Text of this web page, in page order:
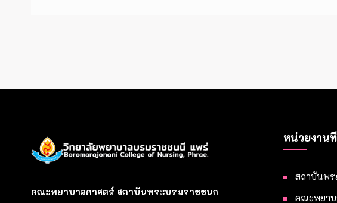
คณะพยาบาลศาสตร์ สถาบันพระบรมราชชนก
หน่วยงาน
สถาบันพ
คณะพยา